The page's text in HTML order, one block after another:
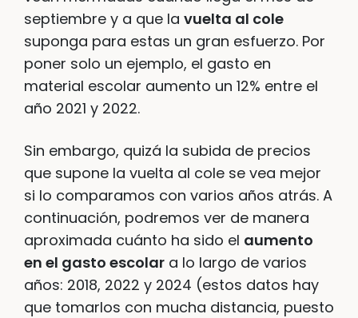
septiembre y a que la vuelta al cole
suponga para estas un gran esfuerzo. Por
poner solo un ejemplo, el gasto en
material escolar aumento un 12% entre el
año 2021 y 2022.
Sin embargo, quizá la subida de precios
que supone la vuelta al cole se vea mejor
si lo comparamos con varios años atrás. A
continuación, podremos ver de manera
aproximada cuánto ha sido el aumento
en el gasto escolar a lo largo de varios
años: 2018, 2022 y 2024 (estos datos hay
que tomarlos con mucha distancia, puesto